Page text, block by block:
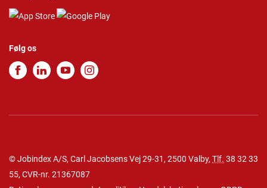
Følg os
© Jobindex A/S, Carl Jacobsens Vej 29-31, 2500 Valby, Tlf. 38 32 33
55, CVR-nr. 21367087